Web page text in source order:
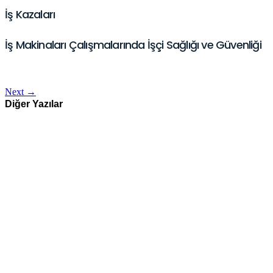
İş Kazaları
İş Makinaları Çalışmalarında İşçi Sağlığı ve Güvenliği
Next →
Diğer Yazılar